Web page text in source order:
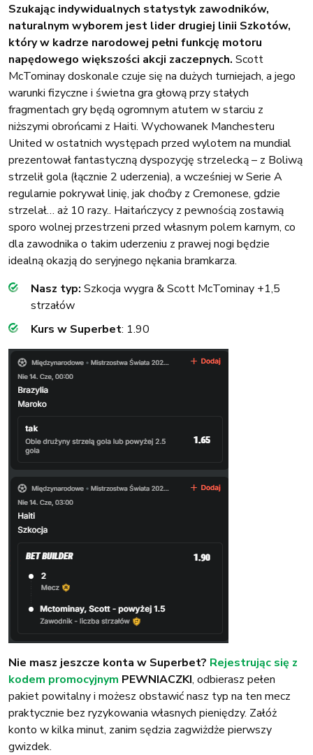
Szukając indywidualnych statystyk zawodników,
naturalnym wyborem jest lider drugiej linii Szkotów,
który w kadrze narodowej pełni funkcję motoru
napędowego większości akcji zaczepnych. Scott
McTominay doskonale czuje się na dużych turniejach, a jego
warunki fizyczne i świetna gra głową przy stałych
fragmentach gry będą ogromnym atutem w starciu z
niższymi obrońcami z Haiti. Wychowanek Manchesteru
United w ostatnich występach przed wylotem na mundial
prezentował fantastyczną dyspozycję strzelecką – z Boliwą
strzelił gola (łącznie 2 uderzenia), a wcześniej w Serie A
regularnie pokrywał linię, jak choćby z Cremonese, gdzie
strzelał… aż 10 razy.. Haitańczycy z pewnością zostawią
sporo wolnej przestrzeni przed własnym polem karnym, co
dla zawodnika o takim uderzeniu z prawej nogi będzie
idealną okazją do seryjnego nękania bramkarza.
Nasz typ: Szkocja wygra & Scott McTominay +1,5
strzałów
Kurs w Superbet: 1.90
Nie masz jeszcze konta w Superbet? Rejestrując się z
kodem promocyjnym PEWNIACZKI, odbierasz pełen
pakiet powitalny i możesz obstawić nasz typ na ten mecz
praktycznie bez ryzykowania własnych pieniędzy. Załóż
konto w kilka minut, zanim sędzia zagwiżdże pierwszy
gwizdek.